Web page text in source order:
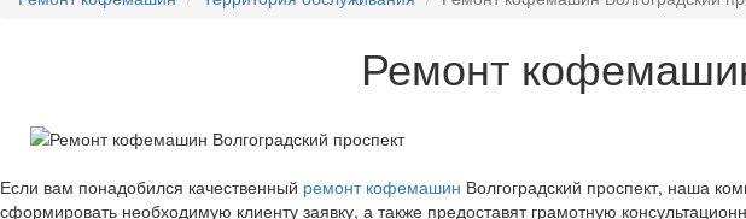
Ремонт
Если вам понадобился качественный ремонт кофемашин Волгоградский проспект, наша
сформировать необходимую клиенту заявку, а также предоставят грамотную